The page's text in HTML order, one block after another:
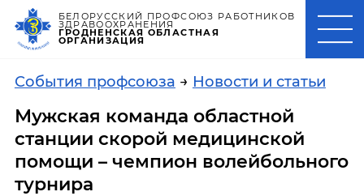
БЕЛОРУССКИЙ ПРОФСОЮЗ РАБОТНИКОВ
ЗДРАВООХРАНЕНИЯ
ГРОДНЕНСКАЯ ОБЛАСТНАЯ
ОРГАНИЗАЦИЯ
События профсоюза → Новости и статьи
Мужская команда областной
станции скорой медицинской
помощи – чемпион волейбольного
турнира